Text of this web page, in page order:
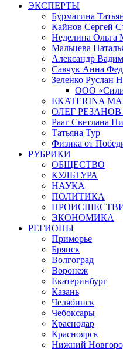
ЭКСПЕРТЫ
Бурмагина
Кайнов Сергей
Неделина Ольга
Мальцева
Александр
Савчук Анна
Зеленко Руслан
ООО
EKATERINA
ОЛЕГ
Рааг Светлана
Татьяна Тур
Физика от
РУБРИКИ
ОБЩЕСТВО
КУЛЬТУРА
НАУКА
ПОЛИТИКА
ЭКОНОМИКА
РЕГИОНЫ
Приморье
Брянск
Волгоград
Воронеж
Екатеринбург
Казань
Челябинск
Чебоксары
Краснодар
Красноярск
Нижний